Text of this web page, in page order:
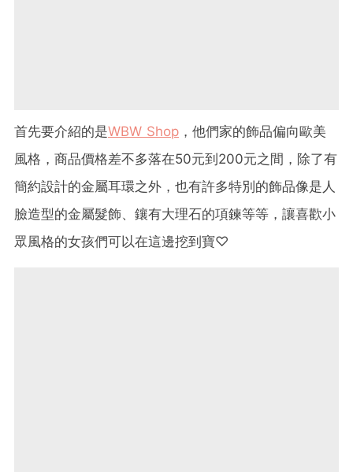
首先要介紹的是WBW Shop ，他們家的飾品偏向歐美
風格，商品價格差不多落在50元到200元之間，除了有
簡約設計的金屬耳環之外，也有許多特別的飾品像是人
臉造型的金屬髮飾、鑲有大理石的項鍊等等，讓喜歡小
眾風格的女孩們可以在這邊挖到寶♡